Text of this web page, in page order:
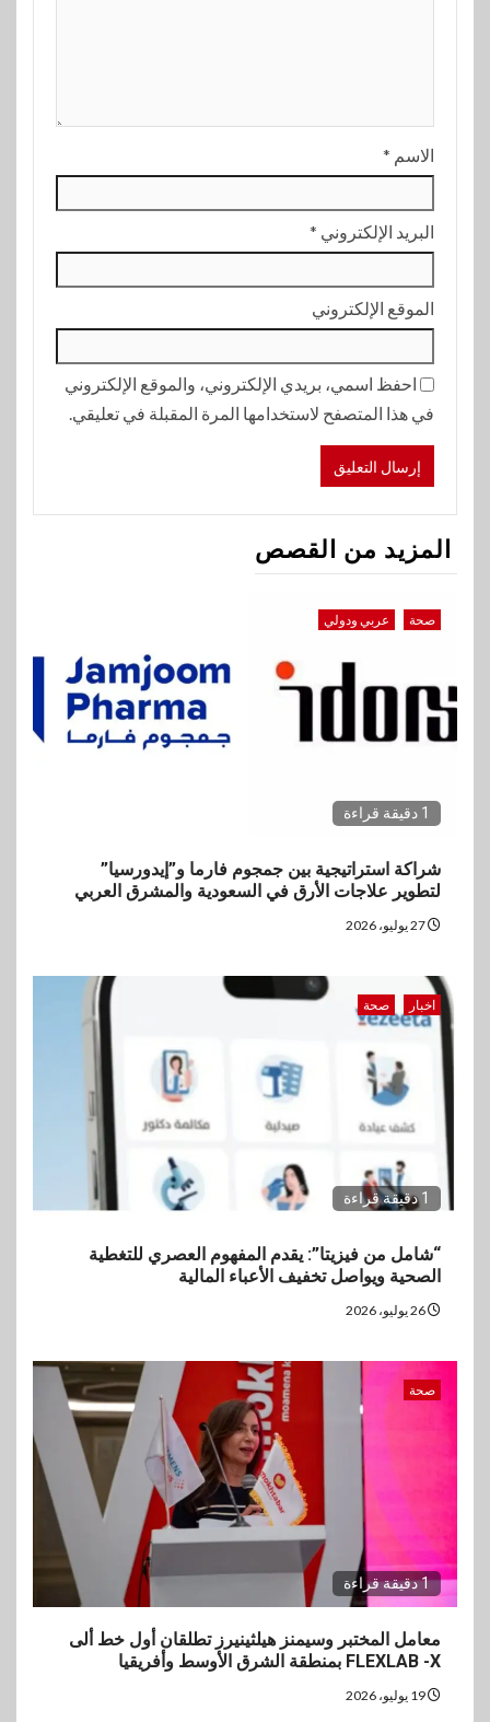
الاسم *
البريد الإلكتروني *
الموقع الإلكتروني
احفظ اسمي، بريدي الإلكتروني، والموقع الإلكتروني
في هذا المتصفح لاستخدامها المرة المقبلة في تعليقي.
المزيد من القصص
صحة عربي ودولي
1 دقيقة قراءة
شراكة استراتيجية بين جمجوم فارما و”إيدورسيا”
لتطوير علاجات الأرق في السعودية والمشرق العربي
اخبار صحة
1 دقيقة قراءة
“شامل من فيزيتا”: يقدم المفهوم العصري للتغطية
الصحية ويواصل تخفيف الأعباء المالية
صحة
1 دقيقة قراءة
معامل المختبر وسيمنز هيلثينيرز تطلقان أول خط ألى
FLEXLAB -X بمنطقة الشرق الأوسط وأفريقيا